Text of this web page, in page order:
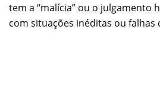
tem a “malícia” ou o julgamento
com situações inéditas ou falhas